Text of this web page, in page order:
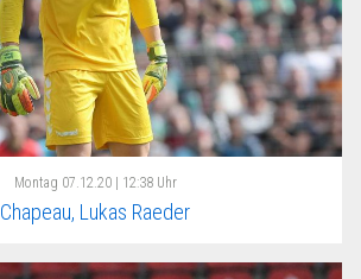
Montag 07.12.20 | 12:38 Uhr
Chapeau, Lukas Raeder